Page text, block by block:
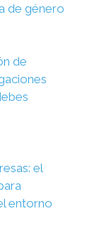
de género
de
el
entorno